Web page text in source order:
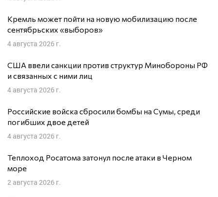
Кремль может пойти на новую мобилизацию после
сентябрьских «выборов»
4 августа 2026 г.
США ввели санкции против структур Минобороны РФ
и связанных с ними лиц
4 августа 2026 г.
Российские войска сбросили бомбы на Сумы, среди
погибших двое детей
4 августа 2026 г.
Теплоход Росатома затонул после атаки в Черном
море
2 августа 2026 г.